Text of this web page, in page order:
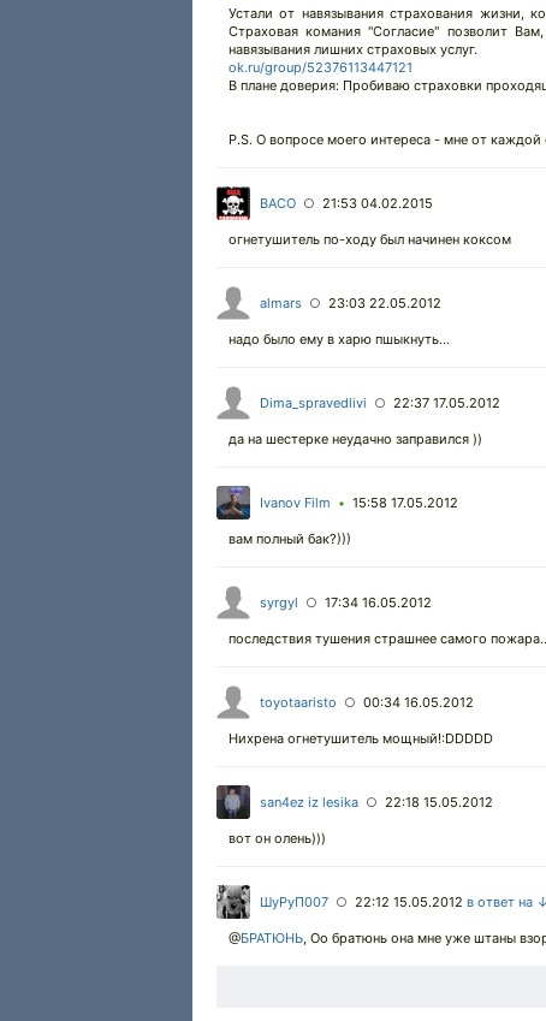
Устали от навязывания страхования жизни,
Страховая комания "Согласие" позволит
навязывания лишних страховых услуг.
ok.ru/group/52376113447121
В плане доверия: Пробиваю страховки
P.S. О вопросе моего интереса - мне от каждой
BACO ○ 21:53 04.02.2015
огнетушитель по-ходу был начинен коксом
almars ○ 23:03 22.05.2012
надо было ему в харю пшыкнуть...
Dima_spravedlivi ○ 22:37 17.05.2012
да на шестерке неудачно заправился ))
Ivanov Film • 15:58 17.05.2012
вам полный бак?)))
syrgyl ○ 17:34 16.05.2012
последствия тушения страшнее самого
toyotaaristo ○ 00:34 16.05.2012
Нихрена огнетушитель мощный!:DDDDD
san4ez iz lesika ○ 22:18 15.05.2012
вот он олень)))
ШуРуП007 ○ 22:12 15.05.2012 в ответ на ↓
@БРАТЮНЬ, Оо братюнь она мне уже штаны